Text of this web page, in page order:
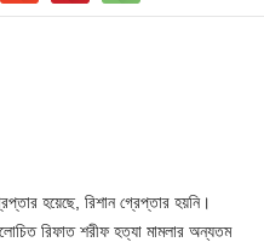
হয়েছে, রিশান গ্রেপ্তার হয়নি।
রিফাত শরীফ হত্যা মামলার অন্যতম